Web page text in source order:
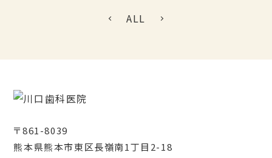
ALL
〒861-8039
熊本県熊本市東区長嶺南1丁目2-18